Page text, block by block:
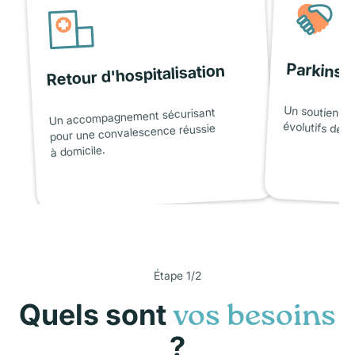
Retour d'hospitalisation
Un accompagnement sécurisant
pour une convalescence réussie
à domicile.
Un soutien
évolutifs de
Étape 1/2
Quels sont vos besoins
?